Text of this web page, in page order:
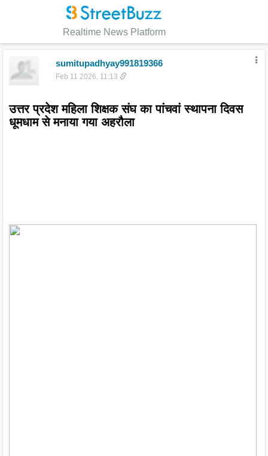
Realtime News Platform
sumitupadhyay991819366
Feb 11 2026, 11:13
उत्तर प्रदेश महिला शिक्षक संघ का पांचवां स्थापना दिवस
धूमधाम से मनाया गया अहरौला